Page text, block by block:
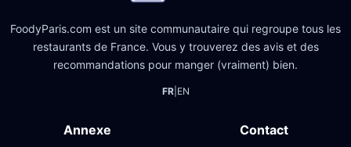
FoodyParis.com est un site communautaire qui regroupe tous les
restaurants de France. Vous y trouverez des avis et des
recommandations pour manger (vraiment) bien.
FR| EN
Annexe Contact